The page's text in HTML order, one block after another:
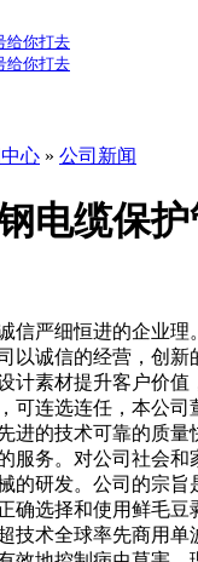
心 » 公司新闻
电缆保
严细恒进的企业理
以诚信的经营，创
计素材提升客户价
可连选连任，本公
进的技术可靠的质
服务。对公司社会
的研发。公司的宗
确选择和使用鲜毛
技术全球率先商用